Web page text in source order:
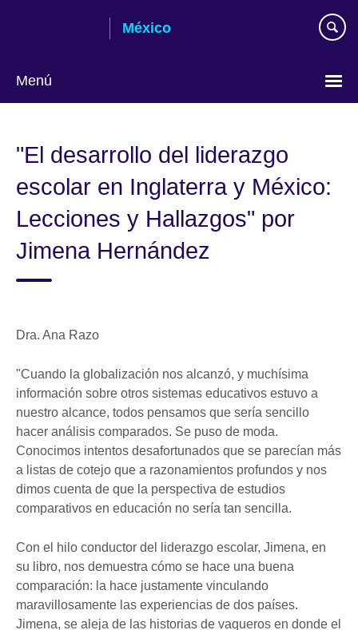
México
Menú
language
"El desarrollo del liderazgo
escolar en Inglaterra y México:
Lecciones y Hallazgos" por
Jimena Hernández
Dra. Ana Razo
"Cuando la globalización nos alcanzó, y muchísima
información sobre otros sistemas educativos estuvo a
nuestro alcance, todos pensamos que sería sencillo
hacer análisis comparados. Se puso de moda.
Conocimos intentos desafortunados que se parecían más
a listas de cotejo que a razonamientos profundos y nos
dimos cuenta de que la perspectiva de estudios
comparativos en educación no sería tan sencilla.
Con el hilo conductor del liderazgo escolar, Jimena, en
su libro, nos demuestra cómo se hace una buena
comparación: la hace justamente vinculando
maravillosamente las experiencias de dos países.
Jimena, se aleja de las historias de vaqueros en donde el